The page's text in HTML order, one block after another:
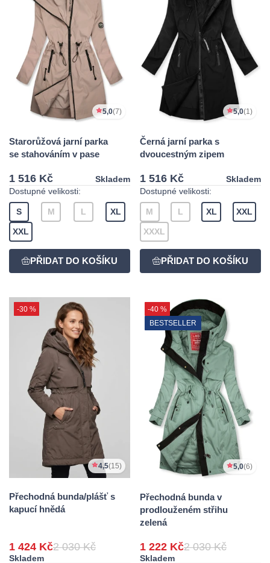
5,0(7)
Starorůžová jarní parka
se stahováním v pase
1 516 Kč
Skladem
Dostupné velikosti:
S M L XL
XXL
5,0(1)
Černá jarní parka s
dvoucestným zipem
1 516 Kč
Skladem
Dostupné velikosti:
M L XL XXL
XXXL
-30 %
4,5(15)
Přechodná bunda/plášť s
kapucí hnědá
1 424 Kč2 030 Kč
Skladem
-40 %
BESTSELLER
5,0(6)
Přechodná bunda v
prodlouženém střihu
zelená
1 222 Kč2 030 Kč
Skladem